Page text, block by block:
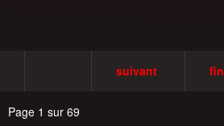
suivant fin
Page 1 sur 69